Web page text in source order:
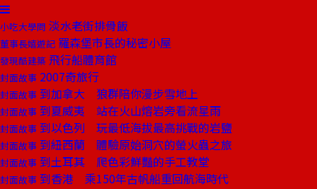
小吃大學問 淡水老街排骨飯
董事長嬉遊記 羅森堡市長的秘密小屋
發現酷建築 飛行船體育館
封面故事 2007奇旅行
封面故事 到加拿大 狼群陪你漫步雪地上
封面故事 到夏威夷 站在火山熔岩旁看流星雨
封面故事 到以色列 玩最低海拔最高挑戰的岩鹽
封面故事 到紐西蘭 體驗原始洞穴的螢火蟲之旅
封面故事 到土耳其 爬色彩鮮豔的手工教堂
封面故事 到香港 乘150年古帆船重回航海時代